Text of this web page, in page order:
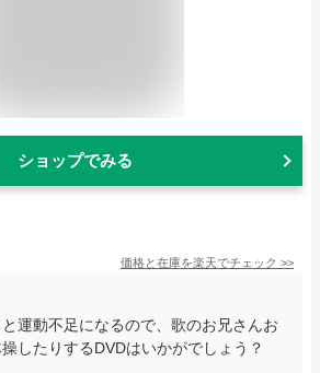
ショップでみる
価格と在庫を楽天でチェック >>
運動不足になるので、歌のお兄さんお
したりするDVDはいかがでしょう？